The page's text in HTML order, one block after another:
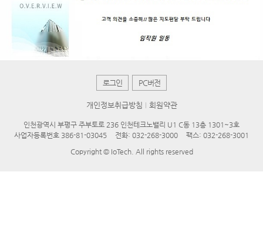
로그인 PC버전
개인정보취급방침 회원약관
인천광역시 부평구 주부토로 236 인천테크노밸리 U1 C동 13층 1301~3호
사업자등록번호 386-81-03045
전화: 032-268-3000
팩스: 032-268-3001
Copyright © IoTech. All rights reserved